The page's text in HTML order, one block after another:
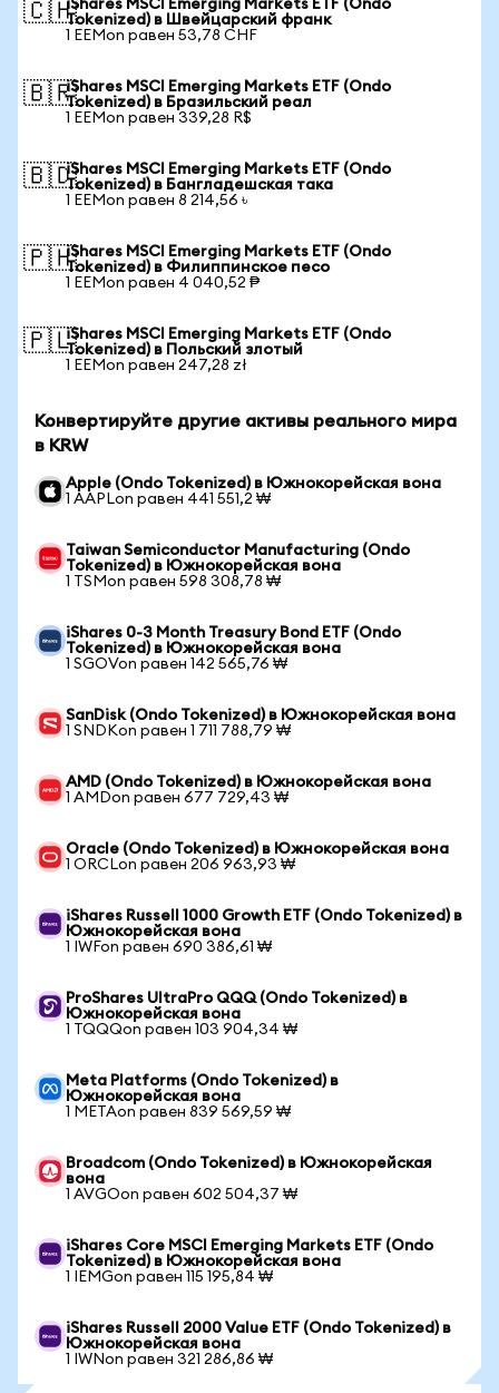
🇨🇭iShares MSCI Emerging Markets ETF (Ondo
Tokenized) в Швейцарский франк
1 EEMon равен 53,78 CHF
🇧🇷iShares MSCI Emerging Markets ETF (Ondo
Tokenized) в Бразильский реал
1 EEMon равен 339,28 R$
🇧🇩iShares MSCI Emerging Markets ETF (Ondo
Tokenized) в Бангладешская така
1 EEMon равен 8 214,56 ৳
🇵🇭iShares MSCI Emerging Markets ETF (Ondo
Tokenized) в Филиппинское песо
1 EEMon равен 4 040,52 ₱
🇵🇱iShares MSCI Emerging Markets ETF (Ondo
Tokenized) в Польский злотый
1 EEMon равен 247,28 zł
Конвертируйте другие активы реального мира
в KRW
Apple (Ondo Tokenized) в Южнокорейская вона
1 AAPLon равен 441 551,2 ₩
Taiwan Semiconductor Manufacturing (Ondo
Tokenized) в Южнокорейская вона
1 TSMon равен 598 308,78 ₩
iShares 0-3 Month Treasury Bond ETF (Ondo
Tokenized) в Южнокорейская вона
1 SGOVon равен 142 565,76 ₩
SanDisk (Ondo Tokenized) в Южнокорейская вона
1 SNDKon равен 1 711 788,79 ₩
AMD (Ondo Tokenized) в Южнокорейская вона
1 AMDon равен 677 729,43 ₩
Oracle (Ondo Tokenized) в Южнокорейская вона
1 ORCLon равен 206 963,93 ₩
iShares Russell 1000 Growth ETF (Ondo Tokenized) в
Южнокорейская вона
1 IWFon равен 690 386,61 ₩
ProShares UltraPro QQQ (Ondo Tokenized) в
Южнокорейская вона
1 TQQQon равен 103 904,34 ₩
Meta Platforms (Ondo Tokenized) в
Южнокорейская вона
1 METAon равен 839 569,59 ₩
Broadcom (Ondo Tokenized) в Южнокорейская
вона
1 AVGOon равен 602 504,37 ₩
iShares Core MSCI Emerging Markets ETF (Ondo
Tokenized) в Южнокорейская вона
1 IEMGon равен 115 195,84 ₩
iShares Russell 2000 Value ETF (Ondo Tokenized) в
Южнокорейская вона
1 IWNon равен 321 286,86 ₩